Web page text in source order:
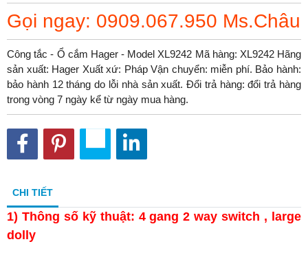
Gọi ngay: 0909.067.950 Ms.Châu
Công tắc - Ổ cắm Hager - Model XL9242 Mã hàng: XL9242 Hãng
sản xuất: Hager Xuất xứ: Pháp Vận chuyển: miễn phí. Bảo hành:
bảo hành 12 tháng do lỗi nhà sản xuất. Đổi trả hàng: đổi trả hàng
trong vòng 7 ngày kể từ ngày mua hàng.
CHI TIẾT
1) Thông số kỹ thuật: 4 gang 2 way switch , large
dolly